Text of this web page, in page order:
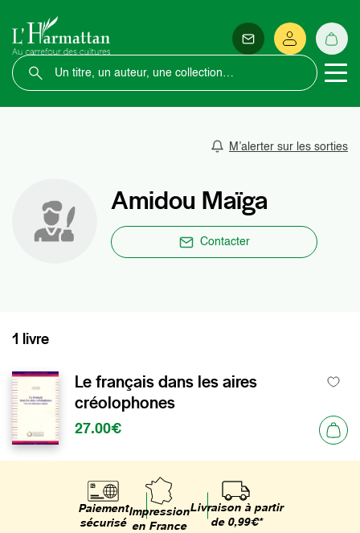
M’alerter sur les sorties
Amidou Maïga
Contacter
1 livre
Le français dans les aires
créolophones
27.00€
Paiement
sécurisé
Impression
en France
Livraison à partir
de 0,99€*